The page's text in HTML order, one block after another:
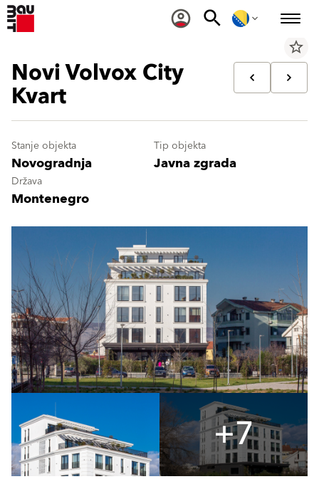
star_border
Novi Volvox City
Kvart
Stanje objekta
Novogradnja
Tip objekta
Javna zgrada
Država
Montenegro
+7